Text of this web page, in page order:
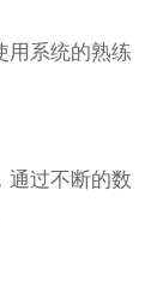
用系统的熟练
通过不断的数